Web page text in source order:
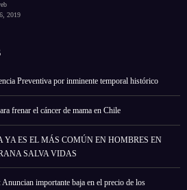
2019
Preventiva por inminente temporal histórico
frenar el cáncer de mama en Chile
YA ES EL MÁS COMÚN EN HOMBRES EN
SALVA VIDAS
importante baja en el precio de los